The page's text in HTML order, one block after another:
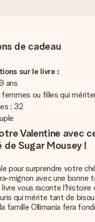
de cadeau
sur le livre :
ans
ou filles qui
: 32
Valentine avec
de Sugar Mousey !
pour surprendre votre
mignon avec une bonne
vous raconte l'histoire
qui mérite tant de
famille Ollimania fera